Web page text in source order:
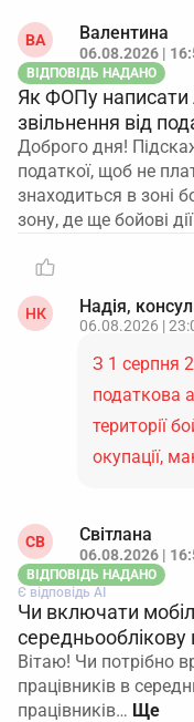
ВА Валентина
06.08.2026 |
ВІДПОВІДЬ НАДАНО
Як ФОПу написати
звільнення від
Доброго дня!
податкої, щоб не
знаходиться в зоні
зону, де ще бойові
НК Надія,
06.08.2026 |
З 1 серпня
податкова
території
окупації,
СВ Світлана
06.08.2026 |
ВІДПОВІДЬ НАДАНО
Є відповідь АІ
Чи включати
середньооблікову
Вітаю! Чи потрібно
працівників в
працівників…